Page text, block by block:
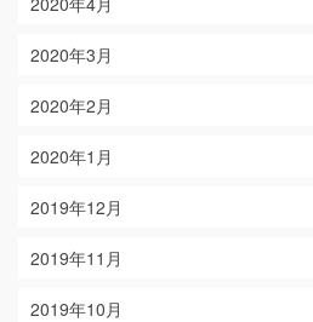
2020年3月
2020年2月
2020年1月
2019年12月
2019年11月
2019年10月